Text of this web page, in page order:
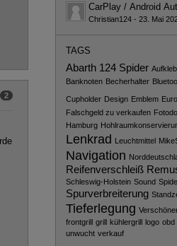
2
CarPlay / Android
Christian124- 23. Mai
TAGS
Abarth 124 Spider
Banknoten Becherhalter
Cupholder Design Emblem Euro
Falschgeld zu verkaufen
Hamburg
Lenkrad Leuchtmittel
Navigation
Reifenverschleiß
Schleswig-Holstein Sound
Spurverbreiterung
Tieferlegung
frontgrill grill kühlergrill logo obd
unwucht verkauf